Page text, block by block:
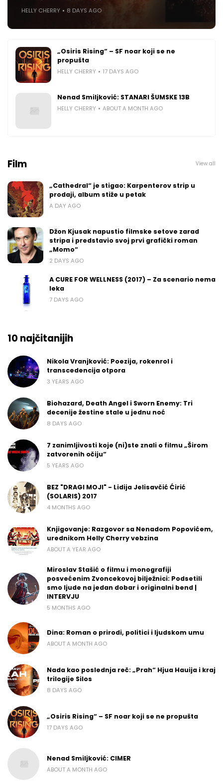
HELLY CHERRY 8 DAYS AGO
„Osiris Rising“ – SF noar koji se ne
propušta
HELLY CHERRY 17 DAYS AGO
Nenad Smiljković: STANARI ŠUMSKE 13B
HELLY CHERRY ABOUT A MONTH AGO
Film View all
„Cathedral“ je stigao: Karpenterov strip u
prodaji, album stiže u petak
A DAY AGO
Džon Kjusak napustio filmske setove zarad
stripa i predstavio svoj prvi grafički roman
„Momo“
2 DAYS AGO
A CURE FOR WELLNESS (2017) – Za scenario nema
leka
7 DAYS AGO
10 najčitanijih
Nikola Vranjković: Poezija, rokenrol i
transcedencija otpora
3 YEARS AGO
Biohazard, Death Angel i Sworn Enemy: Tri
decenije žestine stale u jednu noć
8 DAYS AGO
7 zanimljivosti koje (ni)ste znali o filmu „Širom
zatvorenih očiju“
5 YEARS AGO
BEZ "DRAGI MOJI" - Lidija Jelisavčić Ćirić
(SOLARIS) 2017
4 MONTHS AGO
Knjigovanje: Razgovor sa Nenadom Popovićem,
urednikom Helly Cherry vebzina
ABOUT A YEAR AGO
Miroslav Stašić o filmu i monografiji
posvećenim Zvoncekovoj bilježnici: Podsetili
smo ljude na jedan dobar i originalni bend |
INTERVJU
5 MONTHS AGO
Dina: Roman o prirodi, politici i ljudskom umu
ABOUT A MONTH AGO
Nada kao poslednja reč: „Prah“ Hjua Hauija i kraj
trilogije Silos
8 DAYS AGO
„Osiris Rising“ – SF noar koji se ne propušta
17 DAYS AGO
Nenad Smiljković: CIMER
ABOUT A MONTH AGO